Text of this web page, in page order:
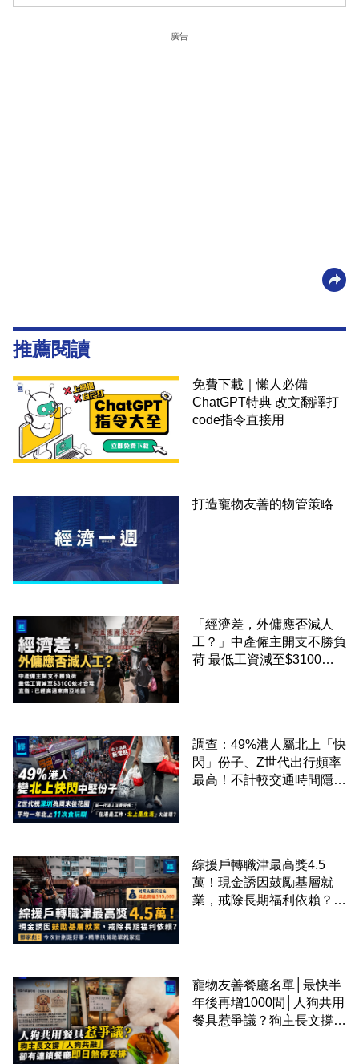
廣告
推薦閱讀
免費下載｜懶人必備
ChatGPT特典 改文翻譯打
code指令直接用
打造寵物友善的物管策略
「經濟差，外傭應否減人
工？」中產僱主開支不勝負
荷 最低工資減至$3100蚊
調查：49%港人屬北上「快
閃」份子、Z世代出行頻率
最高！不計較交通時間隱形
綜援戶轉職津最高獎4.5
萬！現金誘因鼓勵基層就
業，戒除長期福利依賴？鄧
寵物友善餐廳名單│最快半
年後再增1000間│人狗共用
餐具惹爭議？狗主長文撐